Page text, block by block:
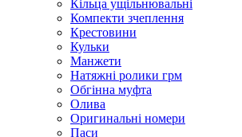
Кільца ущільнювальні
Компекти зчеплення
Крестовини
Кульки
Манжети
Натяжні ролики грм
Обгінна муфта
Олива
Оригинальні номери
Паси